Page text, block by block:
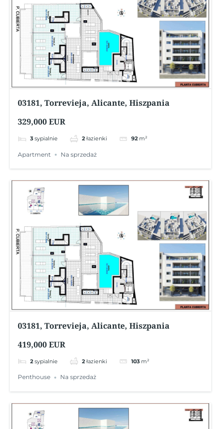
03181, Torrevieja, Alicante, Hiszpania
329,000 EUR
3 sypialnie 2 łazienki 92 m²
Apartment Na sprzedaż
03181, Torrevieja, Alicante, Hiszpania
419,000 EUR
2 sypialnie 2 łazienki 103 m²
Penthouse Na sprzedaż